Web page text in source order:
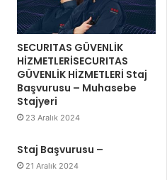
SECURITAS GÜVENLİK
HİZMETLERİSECURITAS
GÜVENLİK HİZMETLERİ Staj
Başvurusu – Muhasebe
Stajyeri
23 Aralık 2024
Staj Başvurusu –
21 Aralık 2024